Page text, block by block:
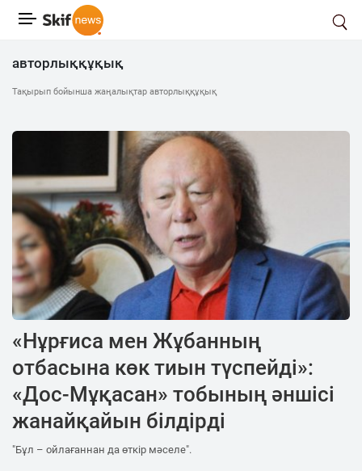
авторлыққұқық
Тақырып бойынша жаңалықтар авторлыққұқық
«Нұрғиса мен Жұбанның
отбасына көк тиын түспейді»:
«Дос-Мұқасан» тобының әншісі
жанайқайын білдірді
"Бұл – ойлағаннан да өткір мәселе".